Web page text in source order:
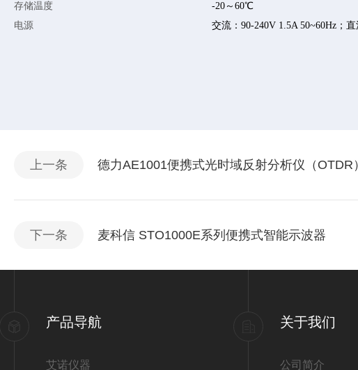
存储温度
-20～60℃
电源
交流：90-240V 1.5A 50~60Hz；
上一条 德力AE1001便携式光时域反射分析仪（OTDR）
下一条 麦科信 STO1000E系列便携式智能示波器
产品导航
艾诺仪器
关于我们
公司简介